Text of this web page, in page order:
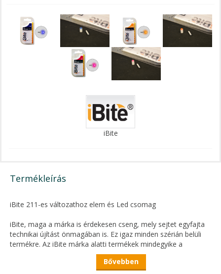
iBite
Termékleírás
iBite 211-es változathoz elem és Led csomag
iBite, maga a márka is érdekesen cseng, mely sejtet egyfajta
technikai újítást önmagában is. Ez igaz minden szérián belüli
termékre. Az iBite márka alatti termékek mindegyike a
legfrissebb újításkon és fejlesztéseken alapulnak,
megkönnyítve, érdekesebbé téve a horgászok mindennapjait
Bővebben